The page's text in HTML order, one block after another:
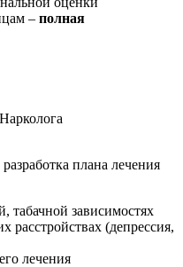
– полная
плана лечения
табачной зависимостях
(депрессия,
лечения